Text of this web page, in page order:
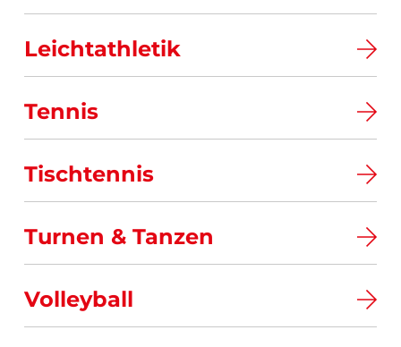
Leichtathletik
Tennis
Tischtennis
Turnen & Tanzen
Volleyball